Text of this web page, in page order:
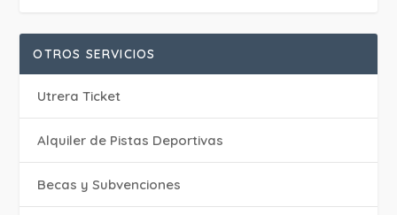
OTROS SERVICIOS
Utrera Ticket
Alquiler de Pistas Deportivas
Becas y Subvenciones